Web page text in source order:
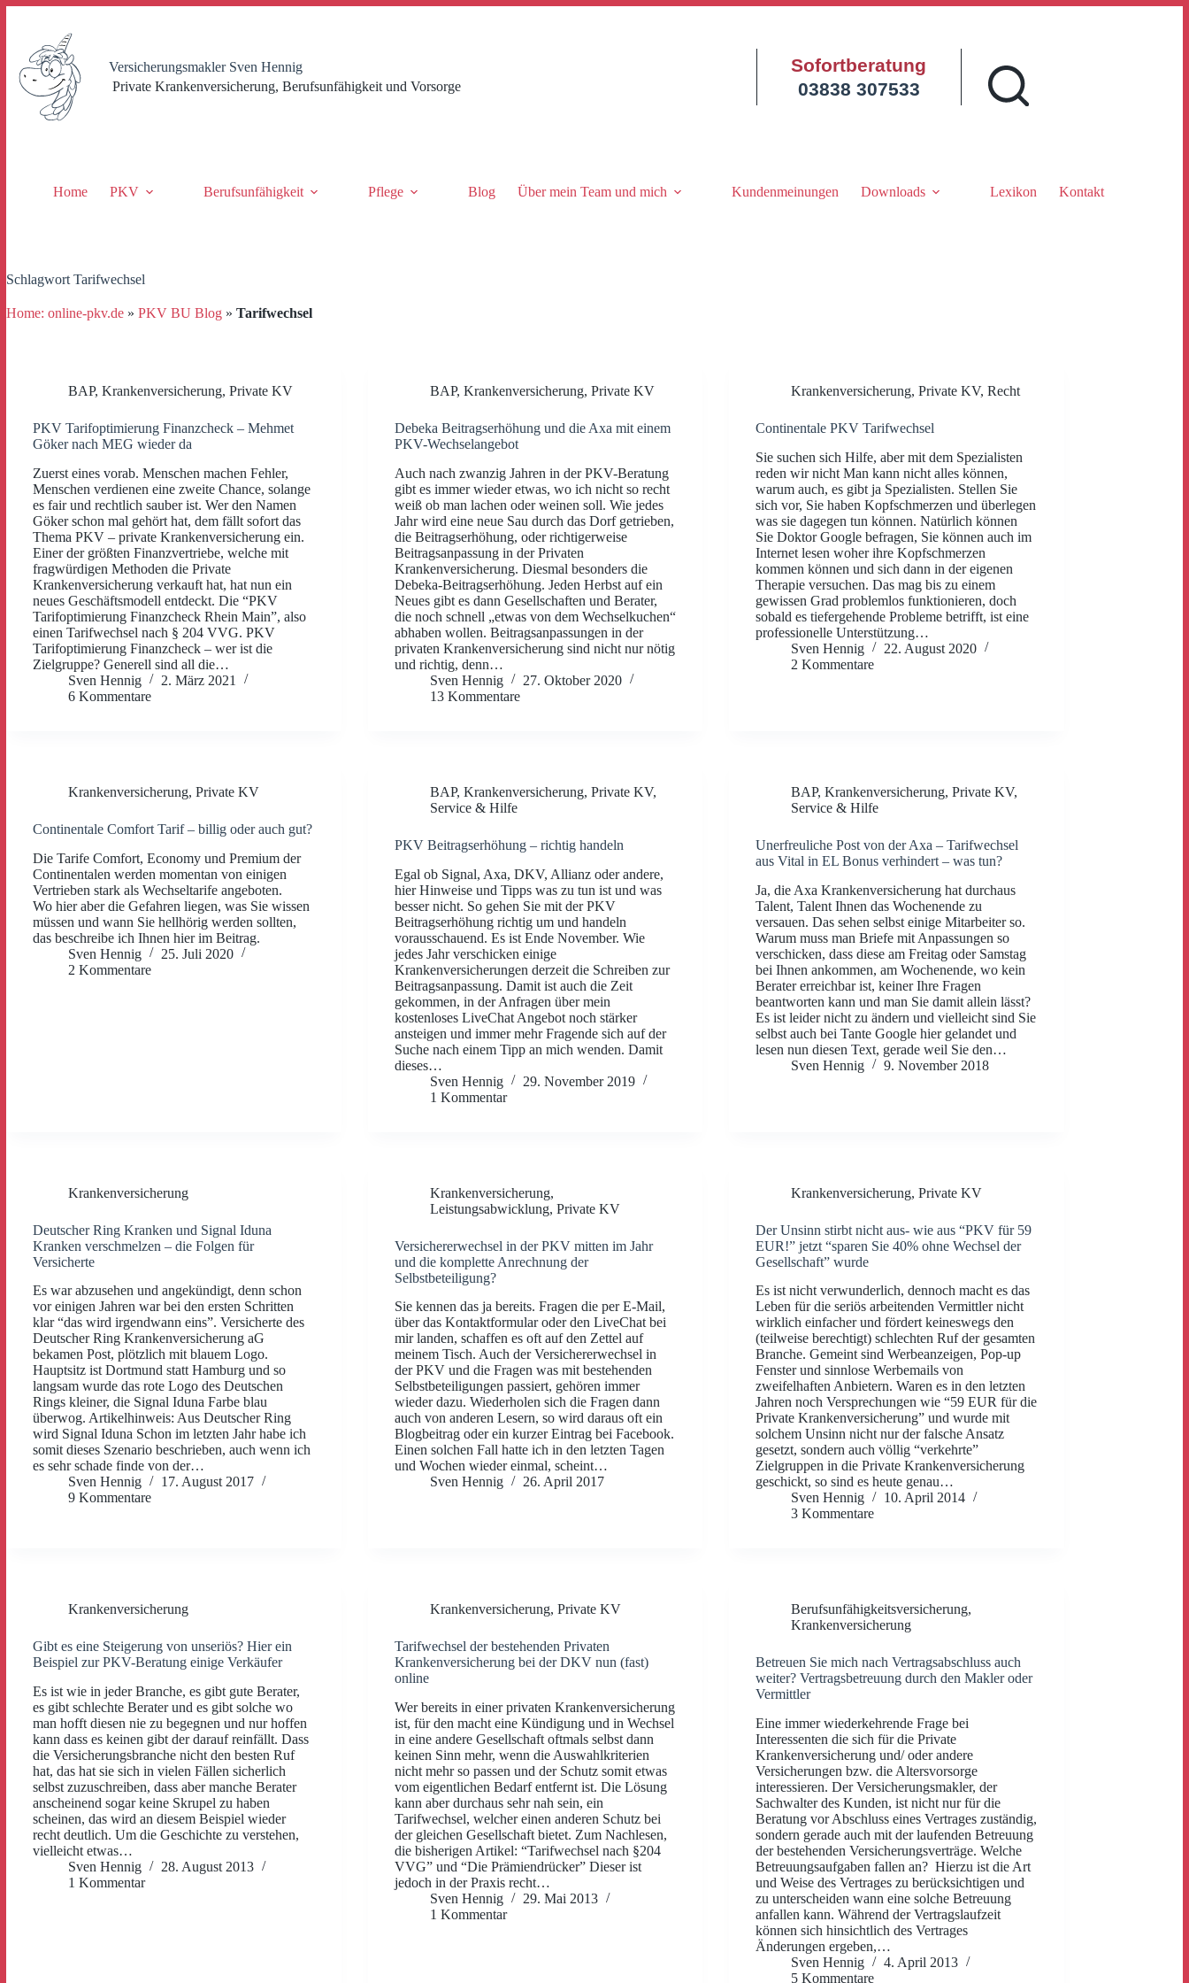
springen
Versicherungsmakler Sven Hennig
Private Krankenversicherung, Berufsunfähigkeit und Vorsorge
Sofortberatung
03838 307533
Home PKV Berufsunfähigkeit Pflege Blog Über mein Team und mich Kundenmeinungen Downloads Lexikon Kontakt
Schlagwort Tarifwechsel
Home: online-pkv.de » PKV BU Blog » Tarifwechsel
BAP, Krankenversicherung, Private KV
PKV Tarifoptimierung Finanzcheck – Mehmet
Göker nach MEG wieder da
Zuerst eines vorab. Menschen machen Fehler,
Menschen verdienen eine zweite Chance, solange
es fair und rechtlich sauber ist. Wer den Namen
Göker schon mal gehört hat, dem fällt sofort das
Thema PKV – private Krankenversicherung ein.
Einer der größten Finanzvertriebe, welche mit
fragwürdigen Methoden die Private
Krankenversicherung verkauft hat, hat nun ein
neues Geschäftsmodell entdeckt. Die “PKV
Tarifoptimierung Finanzcheck Rhein Main”, also
einen Tarifwechsel nach § 204 VVG. PKV
Tarifoptimierung Finanzcheck – wer ist die
Zielgruppe? Generell sind all die…
Sven Hennig
2. März 2021
6 Kommentare
BAP, Krankenversicherung, Private KV
Debeka Beitragserhöhung und die Axa mit einem
PKV-Wechselangebot
Auch nach zwanzig Jahren in der PKV-Beratung
gibt es immer wieder etwas, wo ich nicht so recht
weiß ob man lachen oder weinen soll. Wie jedes
Jahr wird eine neue Sau durch das Dorf getrieben,
die Beitragserhöhung, oder richtigerweise
Beitragsanpassung in der Privaten
Krankenversicherung. Diesmal besonders die
Debeka-Beitragserhöhung. Jeden Herbst auf ein
Neues gibt es dann Gesellschaften und Berater,
die noch schnell „etwas von dem Wechselkuchen“
abhaben wollen. Beitragsanpassungen in der
privaten Krankenversicherung sind nicht nur nötig
und richtig, denn…
Sven Hennig
27. Oktober 2020
13 Kommentare
Krankenversicherung,Private KV,Recht
Continentale PKV Tarifwechsel
Sie suchen sich Hilfe, aber mit dem Spezialisten
reden wir nicht Man kann nicht alles können,
warum auch, es gibt ja Spezialisten. Stellen Sie
sich vor, Sie haben Kopfschmerzen und überlegen
was sie dagegen tun können. Natürlich können
Sie Doktor Google befragen, Sie können auch im
Internet lesen woher ihre Kopfschmerzen
kommen können und sich dann in der eigenen
Therapie versuchen. Das mag bis zu einem
gewissen Grad problemlos funktionieren, doch
sobald es tiefergehende Probleme betrifft, ist eine
professionelle Unterstützung…
Sven Hennig
22. August 2020
2 Kommentare
Krankenversicherung, Private KV
Continentale Comfort Tarif – billig oder auch gut?
Die Tarife Comfort, Economy und Premium der
Continentalen werden momentan von einigen
Vertrieben stark als Wechseltarife angeboten.
Wo hier aber die Gefahren liegen, was Sie wissen
müssen und wann Sie hellhörig werden sollten,
das beschreibe ich Ihnen hier im Beitrag.
Sven Hennig
25. Juli 2020
2 Kommentare
BAP, Krankenversicherung, Private KV,
Service & Hilfe
PKV Beitragserhöhung – richtig handeln
Egal ob Signal, Axa, DKV, Allianz oder andere,
hier Hinweise und Tipps was zu tun ist und was
besser nicht. So gehen Sie mit der PKV
Beitragserhöhung richtig um und handeln
vorausschauend. Es ist Ende November. Wie
jedes Jahr verschicken einige
Krankenversicherungen derzeit die Schreiben zur
Beitragsanpassung. Damit ist auch die Zeit
gekommen, in der Anfragen über mein
kostenloses LiveChat Angebot noch stärker
ansteigen und immer mehr Fragende sich auf der
Suche nach einem Tipp an mich wenden. Damit
dieses…
Sven Hennig
29. November 2019
1 Kommentar
BAP,Krankenversicherung,Private KV,
Service & Hilfe
Unerfreuliche Post von der Axa – Tarifwechsel
aus Vital in EL Bonus verhindert – was tun?
Ja, die Axa Krankenversicherung hat durchaus
Talent, Talent Ihnen das Wochenende zu
versauen. Das sehen selbst einige Mitarbeiter so.
Warum muss man Briefe mit Anpassungen so
verschicken, dass diese am Freitag oder Samstag
bei Ihnen ankommen, am Wochenende, wo kein
Berater erreichbar ist, keiner Ihre Fragen
beantworten kann und man Sie damit allein lässt?
Es ist leider nicht zu ändern und vielleicht sind Sie
selbst auch bei Tante Google hier gelandet und
lesen nun diesen Text, gerade weil Sie den…
Sven Hennig
9. November 2018
Krankenversicherung
Deutscher Ring Kranken und Signal Iduna
Kranken verschmelzen – die Folgen für
Versicherte
Es war abzusehen und angekündigt, denn schon
vor einigen Jahren war bei den ersten Schritten
klar “das wird irgendwann eins”. Versicherte des
Deutscher Ring Krankenversicherung aG
bekamen Post, plötzlich mit blauem Logo.
Hauptsitz ist Dortmund statt Hamburg und so
langsam wurde das rote Logo des Deutschen
Rings kleiner, die Signal Iduna Farbe blau
überwog. Artikelhinweis: Aus Deutscher Ring
wird Signal Iduna Schon im letzten Jahr habe ich
somit dieses Szenario beschrieben, auch wenn ich
es sehr schade finde von der…
Sven Hennig
17. August 2017
9 Kommentare
Krankenversicherung,
Leistungsabwicklung, Private KV
Versichererwechsel in der PKV mitten im Jahr
und die komplette Anrechnung der
Selbstbeteiligung?
Sie kennen das ja bereits. Fragen die per E-Mail,
über das Kontaktformular oder den LiveChat bei
mir landen, schaffen es oft auf den Zettel auf
meinem Tisch. Auch der Versichererwechsel in
der PKV und die Fragen was mit bestehenden
Selbstbeteiligungen passiert, gehören immer
wieder dazu. Wiederholen sich die Fragen dann
auch von anderen Lesern, so wird daraus oft ein
Blogbeitrag oder ein kurzer Eintrag bei Facebook.
Einen solchen Fall hatte ich in den letzten Tagen
und Wochen wieder einmal, scheint…
Sven Hennig
26. April 2017
Krankenversicherung,Private KV
Der Unsinn stirbt nicht aus- wie aus “PKV für 59
EUR!” jetzt “sparen Sie 40% ohne Wechsel der
Gesellschaft” wurde
Es ist nicht verwunderlich, dennoch macht es das
Leben für die seriös arbeitenden Vermittler nicht
wirklich einfacher und fördert keineswegs den
(teilweise berechtigt) schlechten Ruf der gesamten
Branche. Gemeint sind Werbeanzeigen, Pop-up
Fenster und sinnlose Werbemails von
zweifelhaften Anbietern. Waren es in den letzten
Jahren noch Versprechungen wie “59 EUR für die
Private Krankenversicherung” und wurde mit
solchem Unsinn nicht nur der falsche Ansatz
gesetzt, sondern auch völlig “verkehrte”
Zielgruppen in die Private Krankenversicherung
geschickt, so sind es heute genau…
Sven Hennig
10. April 2014
3 Kommentare
Krankenversicherung
Gibt es eine Steigerung von unseriös? Hier ein
Beispiel zur PKV-Beratung einige Verkäufer
Es ist wie in jeder Branche, es gibt gute Berater,
es gibt schlechte Berater und es gibt solche wo
man hofft diesen nie zu begegnen und nur hoffen
kann dass es keinen gibt der darauf reinfällt. Dass
die Versicherungsbranche nicht den besten Ruf
hat, das hat sie sich in vielen Fällen sicherlich
selbst zuzuschreiben, dass aber manche Berater
anscheinend sogar keine Skrupel zu haben
scheinen, das wird an diesem Beispiel wieder
recht deutlich. Um die Geschichte zu verstehen,
vielleicht etwas…
Sven Hennig
28. August 2013
1 Kommentar
Krankenversicherung, Private KV
Tarifwechsel der bestehenden Privaten
Krankenversicherung bei der DKV nun (fast)
online
Wer bereits in einer privaten Krankenversicherung
ist, für den macht eine Kündigung und in Wechsel
in eine andere Gesellschaft oftmals selbst dann
keinen Sinn mehr, wenn die Auswahlkriterien
nicht mehr so passen und der Schutz somit etwas
vom eigentlichen Bedarf entfernt ist. Die Lösung
kann aber durchaus sehr nah sein, ein
Tarifwechsel, welcher einen anderen Schutz bei
der gleichen Gesellschaft bietet. Zum Nachlesen,
die bisherigen Artikel: “Tarifwechsel nach §204
VVG” und “Die Prämiendrücker” Dieser ist
jedoch in der Praxis recht…
Sven Hennig
29. Mai 2013
1 Kommentar
Berufsunfähigkeitsversicherung,
Krankenversicherung
Betreuen Sie mich nach Vertragsabschluss auch
weiter? Vertragsbetreuung durch den Makler oder
Vermittler
Eine immer wiederkehrende Frage bei
Interessenten die sich für die Private
Krankenversicherung und/ oder andere
Versicherungen bzw. die Altersvorsorge
interessieren. Der Versicherungsmakler, der
Sachwalter des Kunden, ist nicht nur für die
Beratung vor Abschluss eines Vertrages zuständig,
sondern gerade auch mit der laufenden Betreuung
der bestehenden Versicherungsverträge. Welche
Betreuungsaufgaben fallen an? Hierzu ist die Art
und Weise des Vertrages zu berücksichtigen und
zu unterscheiden wann eine solche Betreuung
anfallen kann. Während der Vertragslaufzeit
können sich hinsichtlich des Vertrages
Änderungen ergeben,…
Sven Hennig
4. April 2013
5 Kommentare